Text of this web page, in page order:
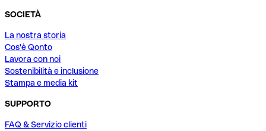
SOCIETÀ
La nostra storia
Cos'è Qonto
Lavora con noi
Sostenibilità e inclusione
Stampa e media kit
SUPPORTO
FAQ & Servizio clienti